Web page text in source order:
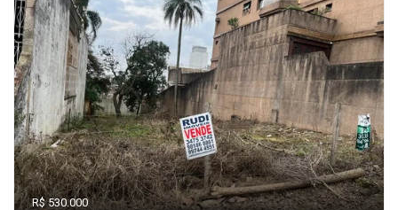
R$ 530.000